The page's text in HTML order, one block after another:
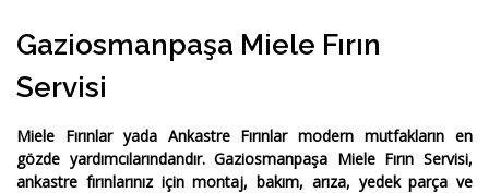
Gaziosmanpaşa Miele Fırın
Servisi
Miele Fırınlar yada Ankastre Fırınlarmodern mutfakların en
gözde yardımcılarındandır.Gaziosmanpaşa Miele Fırın Servisi,
ankastre fırınlarınız için montaj, bakım, arıza, yedek parça ve